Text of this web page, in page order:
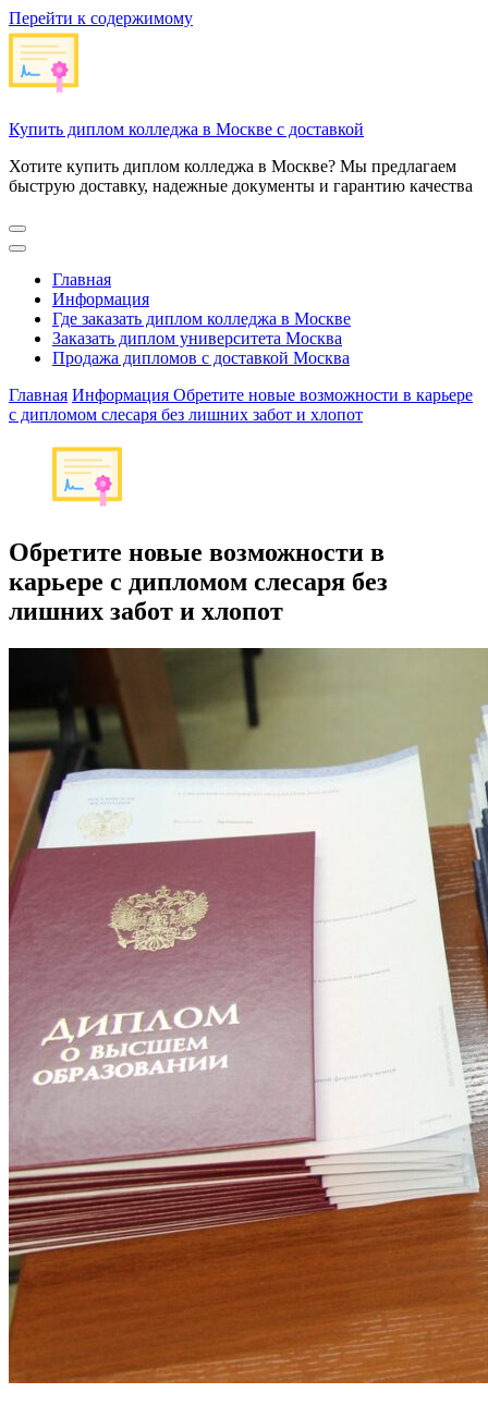
Перейти к содержимому
Купить диплом колледжа в Москве с доставкой
Хотите купить диплом колледжа в Москве? Мы предлагаем
быструю доставку, надежные документы и гарантию качества
Главная
Информация
Где заказать диплом колледжа в Москве
Заказать диплом университета Москва
Продажа дипломов с доставкой Москва
Главная Информация Обретите новые возможности в карьере
с дипломом слесаря без лишних забот и хлопот
Обретите новые возможности в
карьере с дипломом слесаря без
лишних забот и хлопот